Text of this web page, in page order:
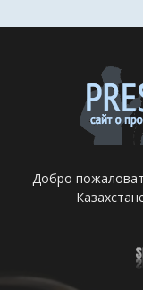
Добро